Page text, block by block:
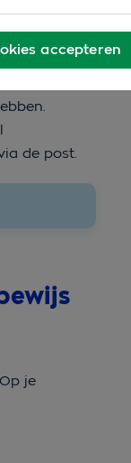
kopie op je
de post.
je
accepteren